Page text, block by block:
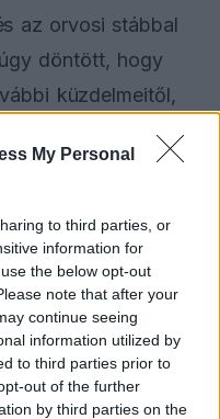
My Personal
to third parties, or
information for
the below opt-out
note that after your
continue seeing
information utilized by
to third parties prior to
out of the further
by third parties on the
az orvosi stábbal
döntött, hogy
küzdelmeitől,
either because
because the format